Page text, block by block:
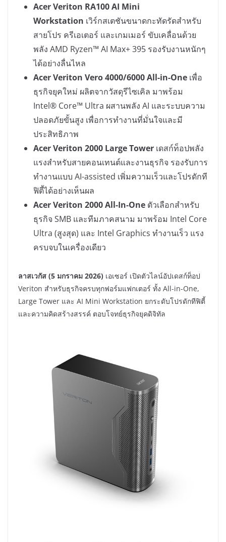
Acer Veriton RA100 AI Mini
Workstation เวิร์กสเตชันขนาดกะทัดรัดสำหรับ
สายโปร ครีเอเตอร์ และเกมเมอร์ ขับเคลื่อนด้วย
พลัง AMD Ryzen™ AI Max+ 395 รองรับงานหนักๆ
ได้อย่างลื่นไหล
Acer Veriton Vero 4000/6000 All-in-One เพื่อ
ธุรกิจยุคใหม่ ผลิตจากวัสดุรีไซเคิล มาพร้อม
Intel® Core™ Ultra ผสานพลัง AI และระบบความ
ปลอดภัยขั้นสูง เพื่อการทำงานที่มั่นใจและมี
ประสิทธิภาพ
Acer Veriton 2000 Large Tower เดสก์ท็อปพลัง
แรงสำหรับสายคอนเทนต์และงานธุรกิจ รองรับการ
ทำงานแบบ AI-assisted เพิ่มความเร็วและโปรดักที
ฟิตี้ได้อย่างเห็นผล
Acer Veriton 2000 All-In-One ตัวเลือกสำหรับ
ธุรกิจ SMB และทีมภาคสนาม มาพร้อม Intel Core
Ultra (สูงสุด) และ Intel Graphics ทำงานเร็ว แรง
ครบจบในเครื่องเดียว
ลาสเวกัส (5 มกราคม 2026) เอเซอร์ เปิดตัวไลน์อัปเดสก์ท็อป
Veriton สำหรับธุรกิจครบทุกฟอร์มแฟกเตอร์ ทั้ง All-in-One,
Large Tower และ AI Mini Workstation ยกระดับโปรดักทีฟิตี้
และความคิดสร้างสรรค์ ตอบโจทย์ธุรกิจยุคดิจิทัล